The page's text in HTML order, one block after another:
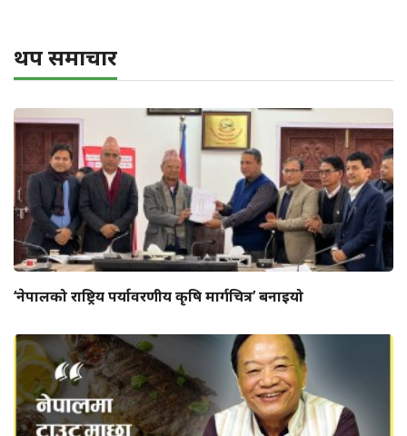
थप समाचार
‘नेपालको राष्ट्रिय पर्यावरणीय कृषि मार्गचित्र’ बनाइयो